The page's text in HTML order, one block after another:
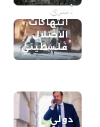
أسرى
انتهاكات
الاحتلال
فلسطيني
دولي